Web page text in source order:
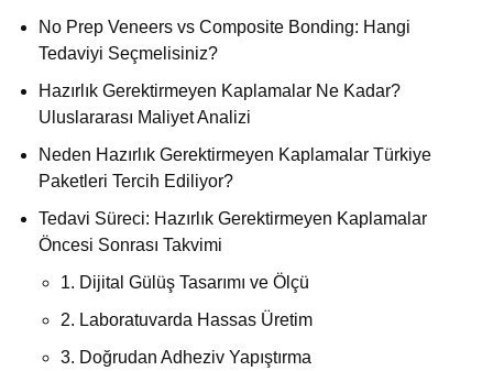
No Prep Veneers vs Composite Bonding: Hangi
Tedaviyi Seçmelisiniz?
Hazırlık Gerektirmeyen Kaplamalar Ne Kadar?
Uluslararası Maliyet Analizi
Neden Hazırlık Gerektirmeyen Kaplamalar Türkiye
Paketleri Tercih Ediliyor?
Tedavi Süreci: Hazırlık Gerektirmeyen Kaplamalar
Öncesi Sonrası Takvimi
1. Dijital Gülüş Tasarımı ve Ölçü
2. Laboratuvarda Hassas Üretim
3. Doğrudan Adheziv Yapıştırma